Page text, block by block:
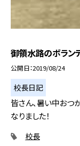
御領水路のボラン
公開日 2019/08/24
校長日記
皆さん、暑い中おつ
なりました！
校長